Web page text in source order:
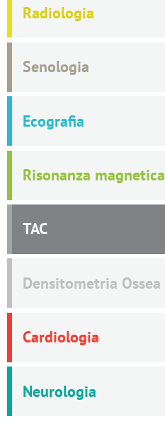
Radiologia
Senologia
Ecografia
Risonanza magnetica
TAC
Densitometria Ossea
Cardiologia
Neurologia